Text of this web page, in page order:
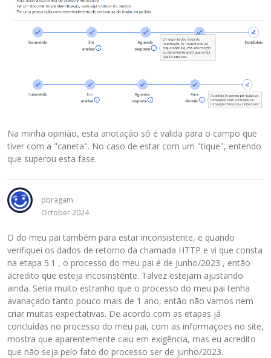
Na minha opinião, esta anotação só é valida para o campo que
tiver com a "caneta". No caso de estar com um "tique", entendo
que superou esta fase.
pbragam
October 2024
O do meu pai também para estar inconsistente, e quando
verifiquei os dados de retorno da chamada HTTP e vi que consta
na etapa 5.1 , o processo do meu pai é de Junho/2023 , então
acredito que esteja incosinstente. Talvez estejam ajustando
ainda. Seria muito estranho que o processo do meu pai tenha
avanaçado tanto pouco mais de 1 ano, então não vamos nem
criar muitas expectativas. De acordo com as etapas já
concluídas no processo do meu pai, com as informaçoes no site,
mostra que aparentemente caiu em exigência, mas eu acredito
que não seja pelo fato do processo ser de junho/2023.